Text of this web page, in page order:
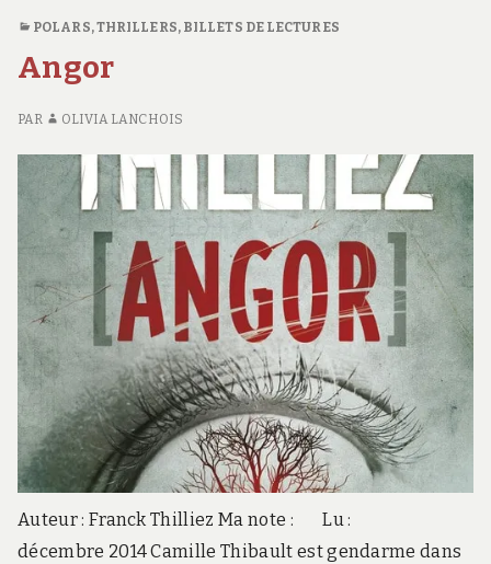
POLARS, THRILLERS, BILLETS DE LECTURES
Angor
PAR OLIVIA LANCHOIS
Auteur : Franck Thilliez Ma note : Lu :
décembre 2014 Camille Thibault est gendarme dans